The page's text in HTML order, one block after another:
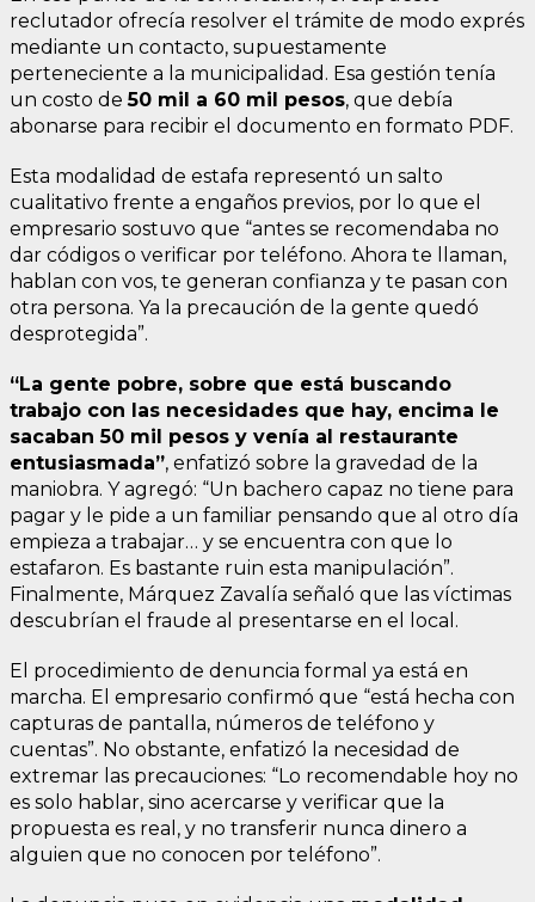
reclutador ofrecía resolver el trámite de modo exprés
mediante un contacto, supuestamente
perteneciente a la municipalidad. Esa gestión tenía
un costo de50 mil a 60 mil pesos, que debía
abonarse para recibir el documento en formato PDF.
Esta modalidad de estafa representó un salto
cualitativo frente a engaños previos, por lo que el
empresario sostuvo que “antes se recomendaba no
dar códigos o verificar por teléfono. Ahora te llaman,
hablan con vos, te generan confianza y te pasan con
otra persona. Ya la precaución de la gente quedó
desprotegida”.
“La gente pobre, sobre que está buscando
trabajo con las necesidades que hay, encima le
sacaban 50 mil pesos y venía al restaurante
entusiasmada”, enfatizó sobre la gravedad de la
maniobra. Y agregó: “Un bachero capaz no tiene para
pagar y le pide a un familiar pensando que al otro día
empieza a trabajar… y se encuentra con que lo
estafaron. Es bastante ruin esta manipulación”.
Finalmente, Márquez Zavalía señaló que las víctimas
descubrían el fraude al presentarse en el local.
El procedimiento de denuncia formal ya está en
marcha. El empresario confirmó que “está hecha con
capturas de pantalla, números de teléfono y
cuentas”. No obstante, enfatizó la necesidad de
extremar las precauciones: “Lo recomendable hoy no
es solo hablar, sino acercarse y verificar que la
propuesta es real, y no transferir nunca dinero a
alguien que no conocen por teléfono”.